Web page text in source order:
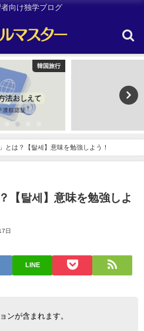
向け独学ブログ
とは？【탈세】意味を勉強しよう！
【탈세】意味を勉強しよ
日
LINE
ンが含まれます。